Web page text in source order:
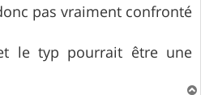
pas vraiment confronté
le typ pourrait être une